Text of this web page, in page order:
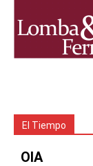
El Tiempo
OIA